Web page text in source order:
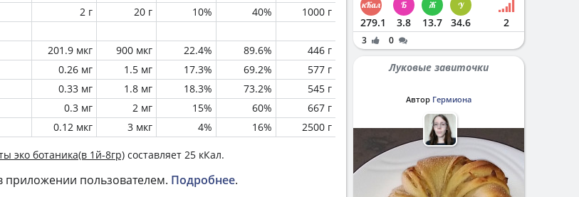
2 г 20 г 10% 40% 1000 г
201.9 мкг 900 мкг 22.4% 89.6%
446 г
0.26 мг 1.5 мг 17.3% 69.2%
577 г
0.33 мг 1.8 мг 18.3% 73.2%
545 г
0.3 мг 2 мг 15% 60%
667 г
0.12 мкг 3 мкг 4% 16% 2500 г
эко ботаника(в 1й-8гр) составляет 25 кКал.
приложении пользователем. Подробнее.
279.1 3.8 13.7 34.6 2
3 0
Луковые завиточки
Автор Гермиона